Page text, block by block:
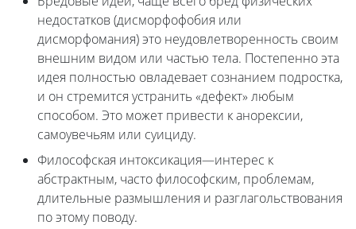
недостатков (дисморфофобия или
дисморфомания) это неудовлетворенность своим
внешним видом или частью тела. Постепенно эта
идея полностью овладевает сознанием подростка,
и он стремится устранить «дефект» любым
способом. Это может привести к анорексии,
самоувечьям или суициду.
Философская интоксикация—интерес к
абстрактным, часто философским, проблемам,
длительные размышления и разглагольствования
по этому поводу.